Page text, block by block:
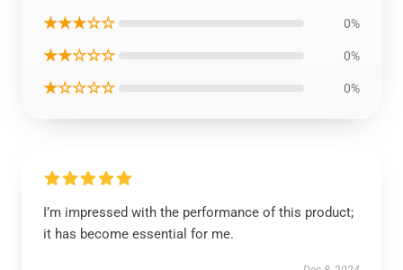
★★★☆☆ 0%
★★☆☆☆ 0%
★☆☆☆☆ 0%
I’m impressed with the performance of this product;
it has become essential for me.